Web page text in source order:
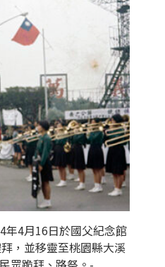
年4月16日於國父紀念館
，並移靈至桃園縣大溪